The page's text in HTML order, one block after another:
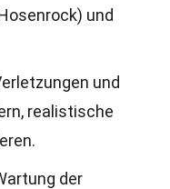
und
und
realistische
der